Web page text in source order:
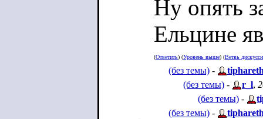
Ну опять
Ельцине
(Ответить) (Уровень выше) (Ветвь
(без темы) -
(без темы) - r_l,
(без темы) -
(без темы) -